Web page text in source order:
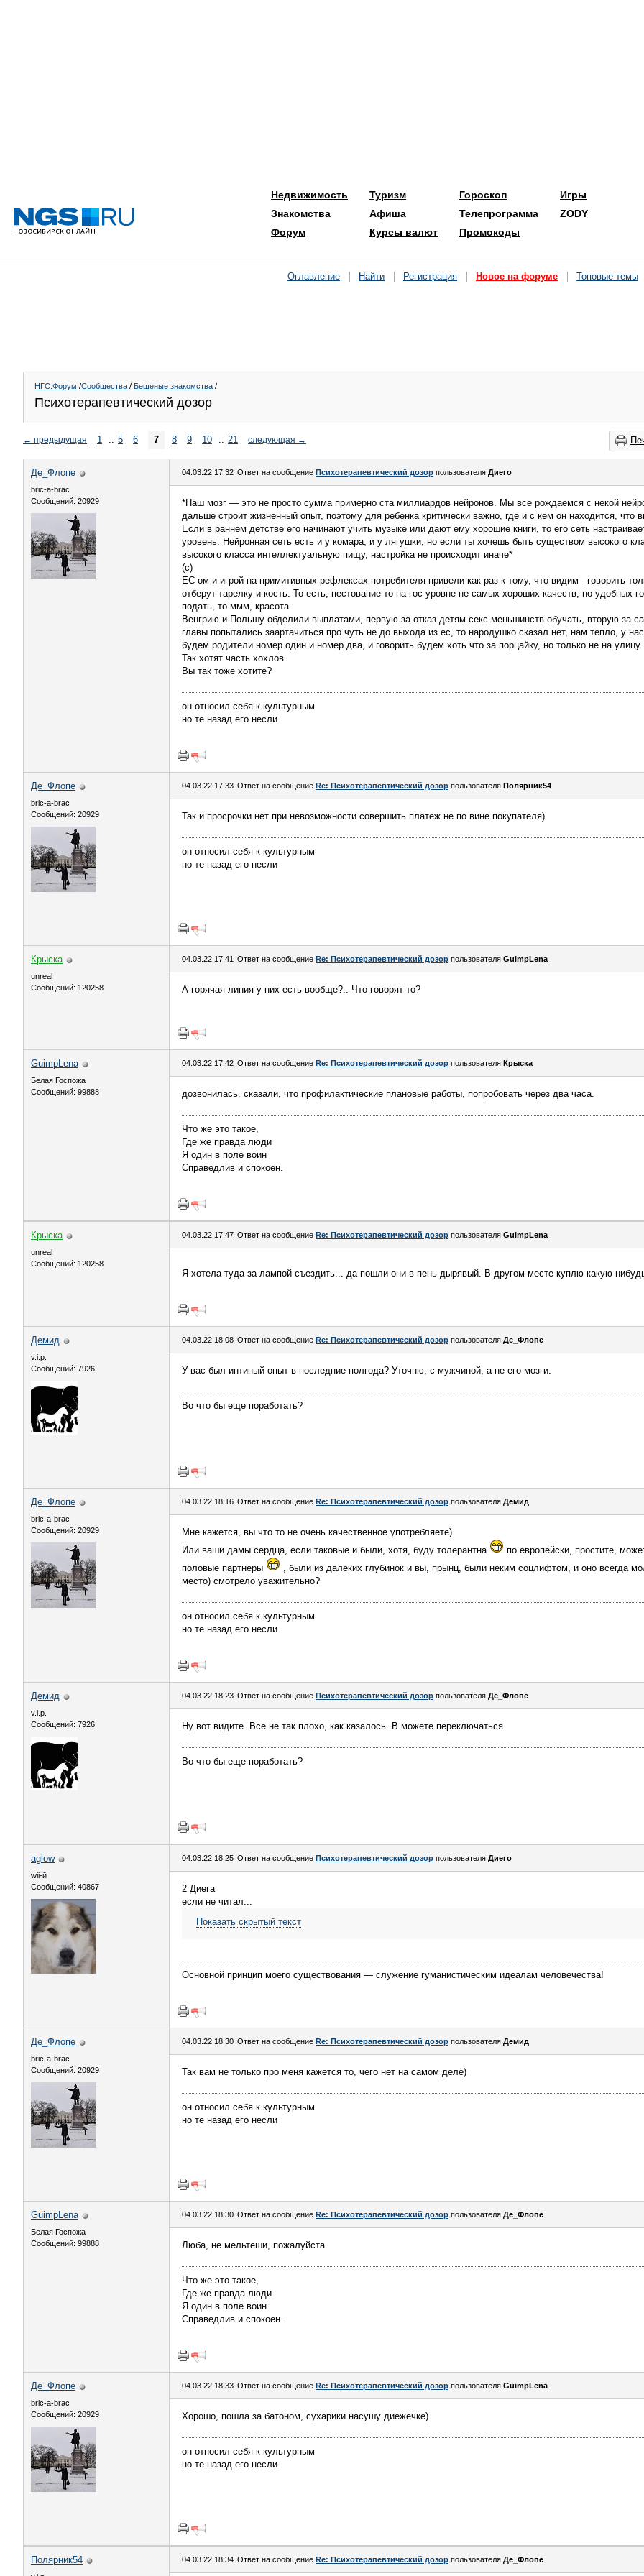
Недвижимость
Знакомства
Форум
Туризм
Афиша
Курсы валют
Гороскоп
Телепрограмма
Промокоды
Игры
ZODY
Оглавление Найти Регистрация Новое на форуме Топовые темы
НГС.Форум /Сообщества / Бешеные знакомства /
Психотерапевтический дозор
← предыдущая 1 .. 5 6 7 8 9 10 .. 21 следующая →
Де_Флопе
bric-a-brac
Сообщений: 20929
04.03.22 17:32 Ответ на сообщение Психотерапевтический дозор пользователя Диего
*Наш мозг — это не просто сумма примерно ста миллиардов нейронов. Мы все рождаемся с некой
дальше строит жизненный опыт, поэтому для ребенка критически важно, где и с кем он находится, что
Если в раннем детстве его начинают учить музыке или дают ему хорошие книги, то его сеть
уровень. Нейронная сеть есть и у комара, и у лягушки, но если ты хочешь быть существом высокого
высокого класса интеллектуальную пищу, настройка не происходит иначе*
(с)
ЕС-ом и игрой на примитивных рефлексах потребителя привели как раз к тому, что видим - говорить
отберут тарелку и кость. То есть, пестование то на гос уровне не самых хороших качеств, но удобных
подать, то ммм, красота.
Венгрию и Польшу обделили выплатами, первую за отказ детям секс меньшинств обучать, вторую за
главы попытались заартачиться про чуть не до выхода из ес, то народушко сказал нет, нам тепло, у
будем родители номер один и номер два, и говорить будем хоть что за порцайку, но только не на улицу.
Так хотят часть хохлов.
Вы так тоже хотите?
он относил себя к культурным
но те назад его несли
Де_Флопе
bric-a-brac
Сообщений: 20929
04.03.22 17:33 Ответ на сообщение Re: Психотерапевтический дозор пользователя Полярник54
Так и просрочки нет при невозможности совершить платеж не по вине покупателя)
он относил себя к культурным
но те назад его несли
Крыска
unreal
Сообщений: 120258
04.03.22 17:41 Ответ на сообщение Re: Психотерапевтический дозор пользователя GuimpLena
А горячая линия у них есть вообще?.. Что говорят-то?
GuimpLena
Белая Госпожа
Сообщений: 99888
04.03.22 17:42 Ответ на сообщение Re: Психотерапевтический дозор пользователя Крыска
дозвонилась. сказали, что профилактические плановые работы, попробовать через два часа.
Что же это такое,
Где же правда люди
Я один в поле воин
Справедлив и спокоен.
Крыска
unreal
Сообщений: 120258
04.03.22 17:47 Ответ на сообщение Re: Психотерапевтический дозор пользователя GuimpLena
Я хотела туда за лампой съездить... да пошли они в пень дырявый. В другом месте куплю какую-
Демид
v.i.p.
Сообщений: 7926
04.03.22 18:08 Ответ на сообщение Re: Психотерапевтический дозор пользователя Де_Флопе
У вас был интиный опыт в последние полгода? Уточню, с мужчиной, а не его мозги.
Во что бы еще поработать?
Де_Флопе
bric-a-brac
Сообщений: 20929
04.03.22 18:16 Ответ на сообщение Re: Психотерапевтический дозор пользователя Демид
Мне кажется, вы что то не очень качественное употребляете)
Или ваши дамы сердца, если таковые и были, хотя, буду толерантна
по европейски, простите,
половые партнеры
, были из далеких глубинок и вы, прынц, были неким соцлифтом, и оно всегда
место) смотрело уважительно?
он относил себя к культурным
но те назад его несли
Демид
v.i.p.
Сообщений: 7926
04.03.22 18:23 Ответ на сообщение Психотерапевтический дозор пользователя Де_Флопе
Ну вот видите. Все не так плохо, как казалось. В можете переключаться
Во что бы еще поработать?
aglow
wii-й
Сообщений: 40867
04.03.22 18:25 Ответ на сообщение Психотерапевтический дозор пользователя Диего
2 Диега
если не читал...
Показать скрытый текст
Основной принцип моего существования — служение гуманистическим идеалам человечества!
Де_Флопе
bric-a-brac
Сообщений: 20929
04.03.22 18:30 Ответ на сообщение Re: Психотерапевтический дозор пользователя Демид
Так вам не только про меня кажется то, чего нет на самом деле)
он относил себя к культурным
но те назад его несли
GuimpLena
Белая Госпожа
Сообщений: 99888
04.03.22 18:30 Ответ на сообщение Re: Психотерапевтический дозор пользователя Де_Флопе
Люба, не мельтеши, пожалуйста.
Что же это такое,
Где же правда люди
Я один в поле воин
Справедлив и спокоен.
Де_Флопе
bric-a-brac
Сообщений: 20929
04.03.22 18:33 Ответ на сообщение Re: Психотерапевтический дозор пользователя GuimpLena
Хорошо, пошла за батоном, сухарики насушу диежечке)
он относил себя к культурным
но те назад его несли
Полярник54 04.03.22 18:34 Ответ на сообщение Re: Психотерапевтический дозор пользователя Де_Флопе